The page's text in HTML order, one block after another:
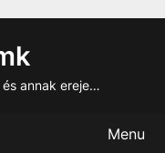
annak ereje…
Menu